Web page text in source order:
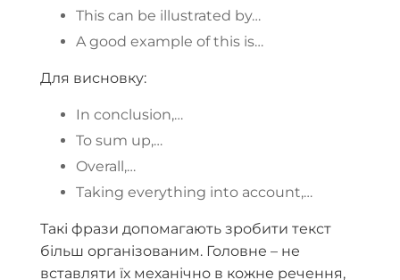
This can be illustrated by…
A good example of this is…
Для висновку:
In conclusion,…
To sum up,…
Overall,…
Taking everything into account,…
Такі фрази допомагають зробити текст
більш організованим. Головне – не
вставляти їх механічно в кожне речення,